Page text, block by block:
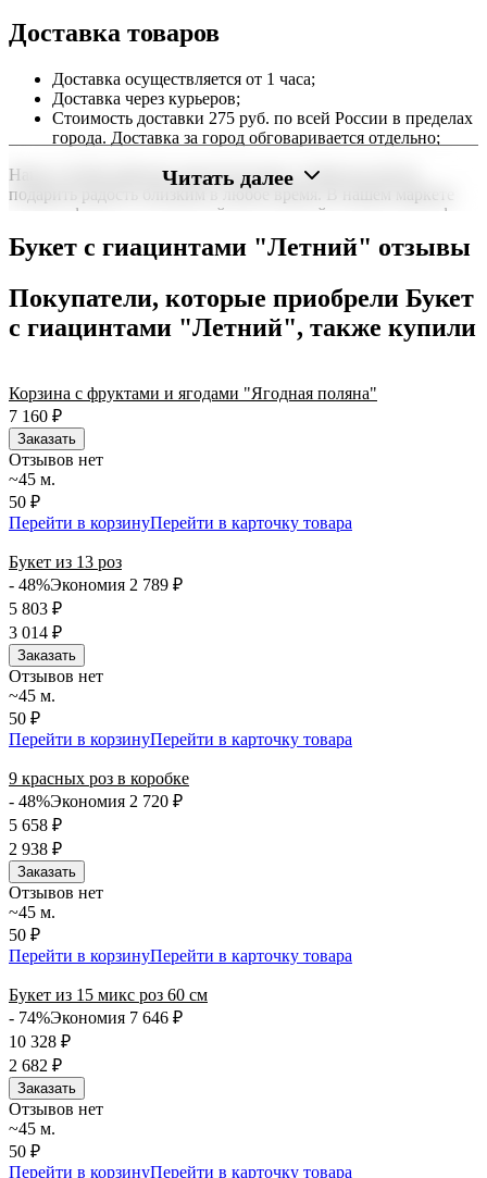
Доставка товаров
Доставка осуществляется от 1 часа;
Доставка через курьеров;
Стоимость доставки 275 руб. по всей России в пределах
города. Доставка за город обговаривается отдельно;
Наша служба работает круглосуточно, чтобы вы могли
подарить радость близким в любое время. В нашем маркете
можно оформить заказ онлайн с доставкой на дом или в офис
минут или день в день в удобный интервал. Если вам важно
вручить подарок ко времени, наш сервис доставки обеспечит
точность до минуты. Выбирайте, где купить и сколько стоит
Читать далее
Букет с гиацинтами "Летний" отзывы
Покупатели, которые приобрели Букет
с гиацинтами "Летний", также купили
Корзина с фруктами и ягодами "Ягодная поляна"
7 160 ₽
Заказать
Отзывов нет
~45 м.
50 ₽
Перейти в корзинуПерейти в карточку товара
Букет из 13 роз
- 48%Экономия 2 789 ₽
5 803 ₽
3 014 ₽
Заказать
Отзывов нет
~45 м.
50 ₽
Перейти в корзинуПерейти в карточку товара
9 красных роз в коробке
- 48%Экономия 2 720 ₽
5 658 ₽
2 938 ₽
Заказать
Отзывов нет
~45 м.
50 ₽
Перейти в корзинуПерейти в карточку товара
Букет из 15 микс роз 60 см
- 74%Экономия 7 646 ₽
10 328 ₽
2 682 ₽
Заказать
Отзывов нет
~45 м.
50 ₽
Перейти в корзинуПерейти в карточку товара